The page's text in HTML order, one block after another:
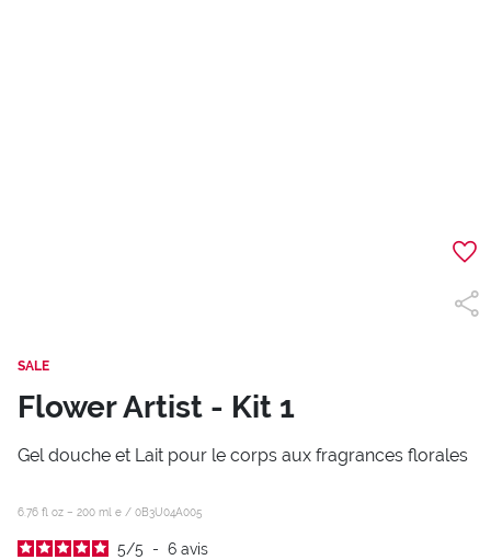
SALE
Flower Artist - Kit 1
Gel douche et Lait pour le corps aux fragrances florales
6.76 fl oz – 200 ml e / 0B3U04A005
5/5 - 6 avis